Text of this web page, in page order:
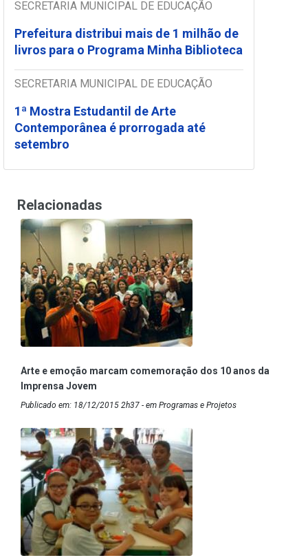
SECRETARIA MUNICIPAL DE EDUCAÇÃO
Prefeitura distribui mais de 1 milhão de
livros para o Programa Minha Biblioteca
SECRETARIA MUNICIPAL DE EDUCAÇÃO
1ª Mostra Estudantil de Arte
Contemporânea é prorrogada até
setembro
Relacionadas
Arte e emoção marcam comemoração dos 10 anos da
Imprensa Jovem
Publicado em: 18/12/2015 2h37 - em Programas e Projetos